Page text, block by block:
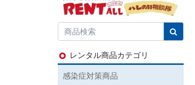
レンタル商品カテゴリ
感染症対策商品